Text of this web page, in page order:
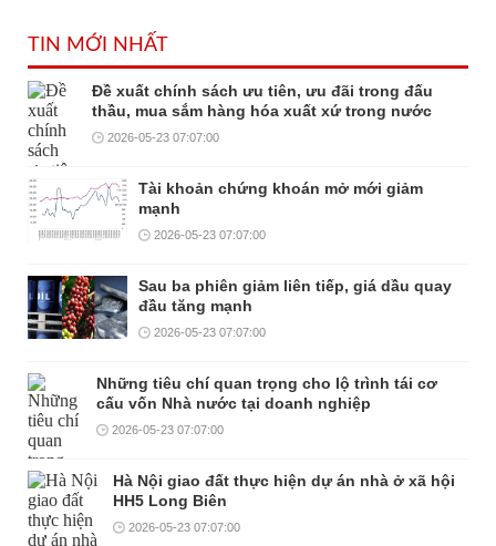
TIN MỚI NHẤT
Đề xuất chính sách ưu tiên, ưu đãi trong đấu
thầu, mua sắm hàng hóa xuất xứ trong nước
2026-05-23 07:07:00
Tài khoản chứng khoán mở mới giảm
mạnh
2026-05-23 07:07:00
Sau ba phiên giảm liên tiếp, giá dầu quay
đầu tăng mạnh
2026-05-23 07:07:00
Những tiêu chí quan trọng cho lộ trình tái cơ
cấu vốn Nhà nước tại doanh nghiệp
2026-05-23 07:07:00
Hà Nội giao đất thực hiện dự án nhà ở xã hội
HH5 Long Biên
2026-05-23 07:07:00